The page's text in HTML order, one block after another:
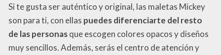
Si te gusta ser auténtico y original, las maletas Mickey
son para ti, con ellas puedes diferenciarte del resto
de las personasque escogen colores opacos y diseños
muy sencillos. Además, serás el centro de atención y